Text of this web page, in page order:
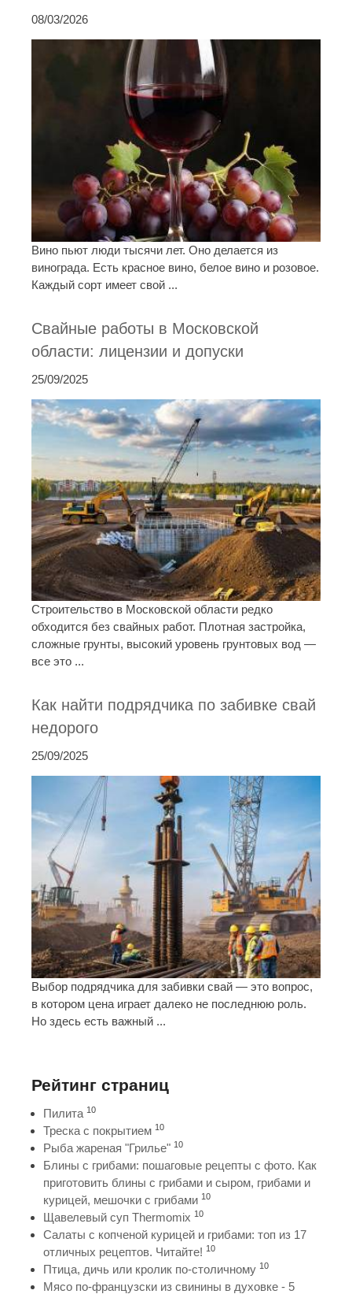
08/03/2026
Вино пьют люди тысячи лет. Оно делается из
винограда. Есть красное вино, белое вино и розовое.
Каждый сорт имеет свой ...
Свайные работы в Московской
области: лицензии и допуски
25/09/2025
Строительство в Московской области редко
обходится без свайных работ. Плотная застройка,
сложные грунты, высокий уровень грунтовых вод —
все это ...
Как найти подрядчика по забивке свай
недорого
25/09/2025
Выбор подрядчика для забивки свай — это вопрос,
в котором цена играет далеко не последнюю роль.
Но здесь есть важный ...
Рейтинг страниц
Пилита 10
Треска с покрытием 10
Рыба жареная "Грилье" 10
Блины с грибами: пошаговые рецепты с фото. Как
приготовить блины с грибами и сыром, грибами и
курицей, мешочки с грибами 10
Щавелевый суп Thermomix 10
Салаты с копченой курицей и грибами: топ из 17
отличных рецептов. Читайте! 10
Птица, дичь или кролик по-столичному 10
Мясо по-французски из свинины в духовке - 5